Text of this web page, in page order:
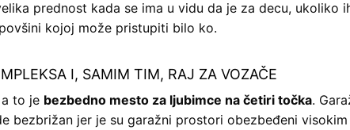
prednost kada se ima u vidu da je za decu, ukoliko
kojoj može pristupiti bilo ko.
I, SAMIM TIM, RAJ ZA VOZAČE
to je bezbedno mesto za ljubimce na četiri točka.
bezbrižan jer je su garažni prostori obezbeđeni visokim